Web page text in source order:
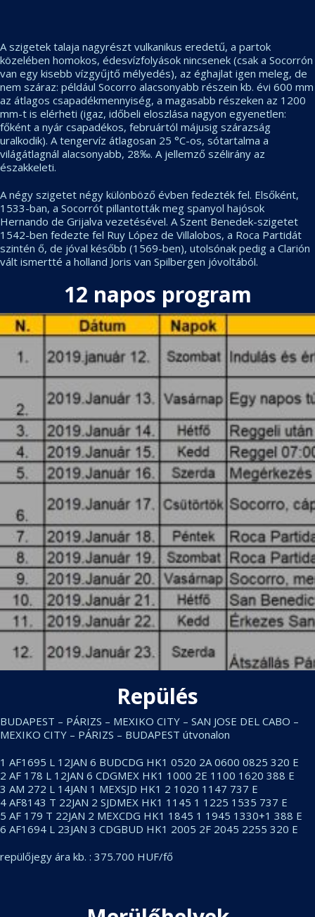
A szigetek talaja nagyrészt vulkanikus eredetű, a partok
közelében homokos, édesvízfolyások nincsenek (csak a Socorrón
van egy kisebb vízgyűjtő mélyedés), az éghajlat igen meleg, de
nem száraz: például Socorro alacsonyabb részein kb. évi 600 mm
az átlagos csapadékmennyiség, a magasabb részeken az 1200
mm-t is elérheti (igaz, időbeli eloszlása nagyon egyenetlen:
főként a nyár csapadékos, februártól májusig szárazság
uralkodik). A tengervíz átlagosan 25 °C-os, sótartalma a
világátlagnál alacsonyabb, 28‰. A jellemző szélirány az
északkeleti.
A négy szigetet négy különböző évben fedezték fel. Elsőként,
1533-ban, a Socorrót pillantották meg spanyol hajósok
Hernando de Grijalva vezetésével. A Szent Benedek-szigetet
1542-ben fedezte fel Ruy López de Villalobos, a Roca Partidát
szintén ő, de jóval később (1569-ben), utolsónak pedig a Clarión
vált ismertté a holland Joris van Spilbergen jóvoltából.
12 napos program
Repülés
BUDAPEST – PÁRIZS – MEXIKO CITY – SAN JOSE DEL CABO –
MEXIKO CITY – PÁRIZS – BUDAPEST útvonalon
1 AF1695 L 12JAN 6 BUDCDG HK1 0520 2A 0600 0825 320 E
2 AF 178 L 12JAN 6 CDGMEX HK1 1000 2E 1100 1620 388 E
3 AM 272 L 14JAN 1 MEXSJD HK1 2 1020 1147 737 E
4 AF8143 T 22JAN 2 SJDMEX HK1 1145 1 1225 1535 737 E
5 AF 179 T 22JAN 2 MEXCDG HK1 1845 1 1945 1330+1 388 E
6 AF1694 L 23JAN 3 CDGBUD HK1 2005 2F 2045 2255 320 E
repülőjegy ára kb. : 375.700 HUF/fő